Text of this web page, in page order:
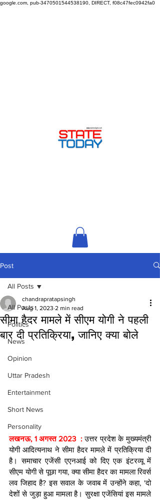
google.com, pub-3470501544538190, DIRECT, f08c47fec0942fa0
Post
All Posts
Politics
News
Opinion
Uttar Pradesh
Entertainment
Short News
Personality
All Posts
सीमा हैदर मामले में सीएम योगी ने पहली
बार दी प्रतिक्र‍िया, जानिए क्‍या बोले
chandrapratapsingh
Aug 1, 2023 2 min read
लखनऊ, 1 अगस्त 2023  : उत्तर प्रदेश के मुख्‍यमंत्री
योगी आद‍ित्‍यनाथ ने सीमा हैदर मामले में प्रत‍िक्रि‍या दी
है। समाचार एजेंसी एएनआई को दिए एक इंटरव्यू में
सीएम योगी से पूछा गया, क्‍या सीमा हैदर का मामला र‍िवर्स
लव ज‍िहाद है? इस सवाल के जवाब में उन्‍होंने कहा, 'दो
देशों से जुड़ा हुआ मामला है। सुरक्षा एजेंसियां इस मामले